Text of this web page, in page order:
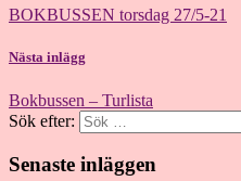
BOKBUSSEN torsdag 27/5-21
Nästa inlägg
Bokbussen – Turlista
Sök efter:
Senaste inläggen